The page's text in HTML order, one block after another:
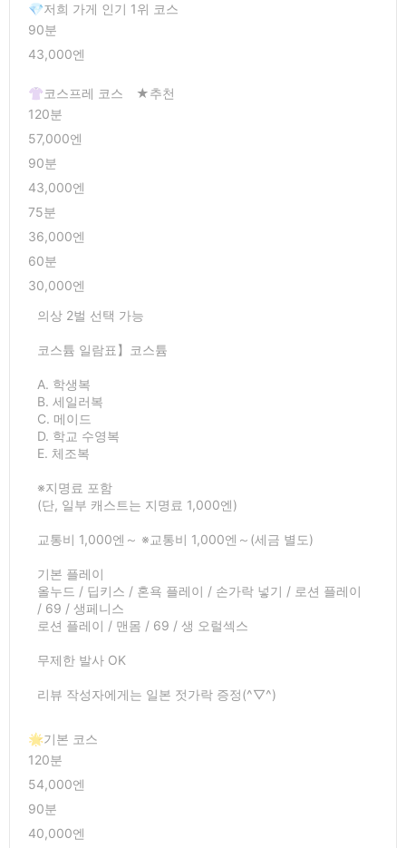
💎저희 가게 인기 1위 코스
90분
43,000엔
👚코스프레 코스 ★추천
120분
57,000엔
90분
43,000엔
75분
36,000엔
60분
30,000엔
의상 2벌 선택 가능
코스튬 일람표】코스튬
A. 학생복
B. 세일러복
C. 메이드
D. 학교 수영복
E. 체조복
※지명료 포함
(단, 일부 캐스트는 지명료 1,000엔)
교통비 1,000엔～ ※교통비 1,000엔～(세금 별도)
기본 플레이
올누드 / 딥키스 / 혼욕 플레이 / 손가락 넣기 / 로션 플레이
/ 69 / 생페니스
로션 플레이 / 맨몸 / 69 / 생 오럴섹스
무제한 발사 OK
리뷰 작성자에게는 일본 젓가락 증정(^▽^)
🌟기본 코스
120분
54,000엔
90분
40,000엔